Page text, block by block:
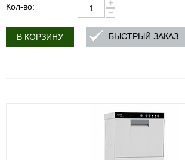
Кол-во:
+
−
В КОРЗИНУ БЫСТРЫЙ ЗАКАЗ